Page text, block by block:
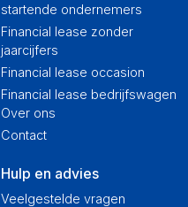
startende ondernemers
Financial lease zonder
jaarcijfers
Financial lease occasion
Financial lease bedrijfswagen
Over ons
Contact
Hulp en advies
Veelgestelde vragen